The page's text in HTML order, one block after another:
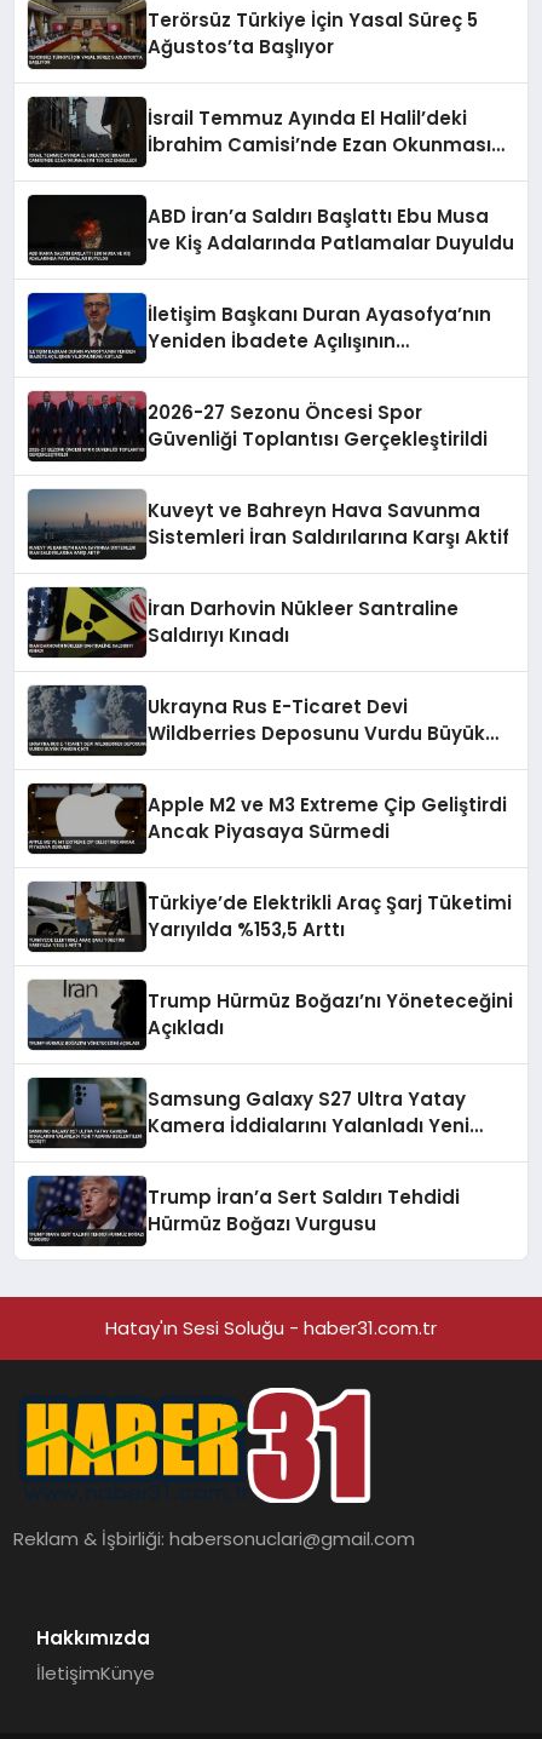
Terörsüz Türkiye İçin Yasal Süreç 5
Ağustos’ta Başlıyor
İsrail Temmuz Ayında El Halil’deki
İbrahim Camisi’nde Ezan Okunmasını
ABD İran’a Saldırı Başlattı Ebu Musa
ve Kiş Adalarında Patlamalar Duyuldu
İletişim Başkanı Duran Ayasofya’nın
Yeniden İbadete Açılışının
2026-27 Sezonu Öncesi Spor
Güvenliği Toplantısı Gerçekleştirildi
Kuveyt ve Bahreyn Hava Savunma
Sistemleri İran Saldırılarına Karşı Aktif
İran Darhovin Nükleer Santraline
Saldırıyı Kınadı
Ukrayna Rus E-Ticaret Devi
Wildberries Deposunu Vurdu Büyük
Apple M2 ve M3 Extreme Çip Geliştirdi
Ancak Piyasaya Sürmedi
Türkiye’de Elektrikli Araç Şarj Tüketimi
Yarıyılda %153,5 Arttı
Trump Hürmüz Boğazı’nı Yöneteceğini
Açıkladı
Samsung Galaxy S27 Ultra Yatay
Kamera İddialarını Yalanladı Yeni
Trump İran’a Sert Saldırı Tehdidi
Hürmüz Boğazı Vurgusu
Hatay'ın Sesi Soluğu - haber31.com.tr
Reklam & İşbirliği:habersonuclari@gmail.com
Hakkımızda
İletişimKünye